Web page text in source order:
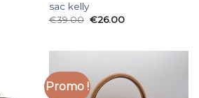
sac kelly
€39.00 €26.00
Promo !